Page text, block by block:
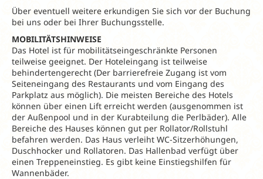
Über eventuell weitere erkundigen Sie sich vor der Buchung
bei uns oder bei Ihrer Buchungsstelle.
MOBILITÄTSHINWEISE
Das Hotel ist für mobilitätseingeschränkte Personen
teilweise geeignet. Der Hoteleingang ist teilweise
behindertengerecht (Der barrierefreie Zugang ist vom
Seiteneingang des Restaurants und vom Eingang des
Parkplatz aus möglich). Die meisten Bereiche des Hotels
können über einen Lift erreicht werden (ausgenommen ist
der Außenpool und in der Kurabteilung die Perlbäder). Alle
Bereiche des Hauses können gut per Rollator/Rollstuhl
befahren werden. Das Haus verleiht WC-Sitzerhöhungen,
Duschhocker und Rollatoren. Das Hallenbad verfügt über
einen Treppeneinstieg. Es gibt keine Einstiegshilfen für
Wannenbäder.